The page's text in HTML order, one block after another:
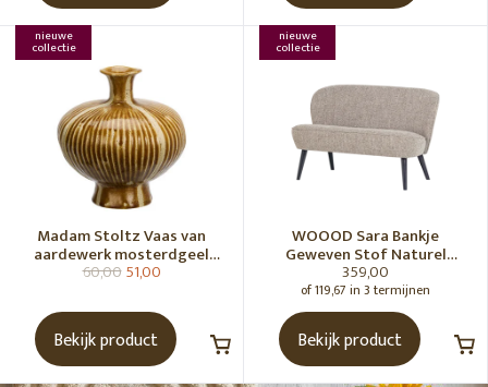
nieuwe
collectie
Madam Stoltz Vaas van
aardewerk mosterdgeel
naturel
60,0051,00
Bekijk product
nieuwe
collectie
WOOOD Sara Bankje
Geweven Stof Naturel
Melange [Fsc]
359,00
of 119,67 in 3 termijnen
Bekijk product